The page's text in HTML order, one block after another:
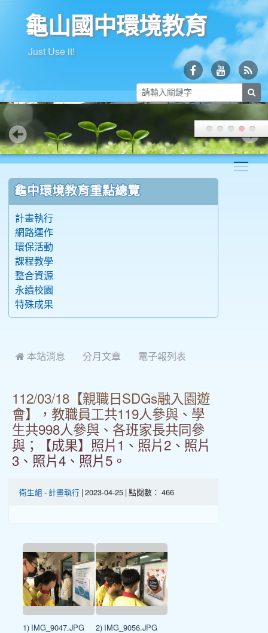
龜山國中環境教育
Just Use it!
龜中環境教育重點總覽
計畫執行
網路運作
環保活動
課程教學
整合資源
永續校園
特殊成果
 本站消息 分月文章 電子報列表
112/03/18【親職日SDGs融入園遊
會】，教職員工共119人參與、學
生共998人參與、各班家長共同參
與；【成果】照片1、照片2、照片
3、照片4、照片5。
衛生組 - 計畫執行 | 2023-04-25 | 點閱數： 466
1) IMG_9047.JPG 2) IMG_9056.JPG